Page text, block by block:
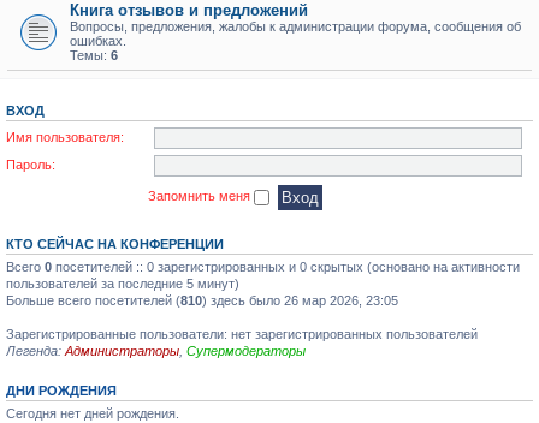
Книга отзывов и предложений
Вопросы, предложения, жалобы к администрации форума, сообщения об
ошибках.
Темы: 6
ВХОД
Имя пользователя:
Пароль:
Запомнить меня
КТО СЕЙЧАС НА КОНФЕРЕНЦИИ
Всего 0 посетителей :: 0 зарегистрированных и 0 скрытых (основано на активности
пользователей за последние 5 минут)
Больше всего посетителей (810) здесь было 26 мар 2026, 23:05
Зарегистрированные пользователи: нет зарегистрированных пользователей
Легенда: Администраторы Супермодераторы
ДНИ РОЖДЕНИЯ
Сегодня нет дней рождения.